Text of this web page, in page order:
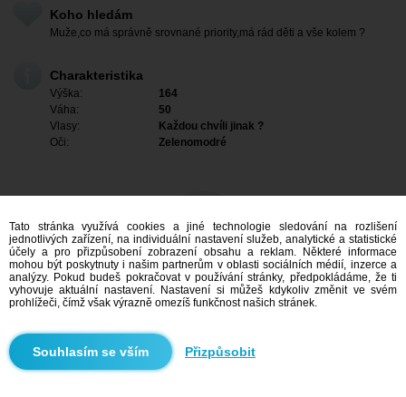
Koho hledám
Muže,co má správně srovnané priority,má rád děti a vše kolem ?
Charakteristika
Výška:
164
Váha:
50
Vlasy:
Každou chvíli jinak ?
Oči:
Zelenomodré
Vyhledávání
Tato stránka využívá cookies a jiné technologie sledování na rozlišení
jednotlivých zařízení, na individuální nastavení služeb, analytické a statistické
účely a pro přizpůsobení zobrazení obsahu a reklam. Některé informace
mohou být poskytnuty i našim partnerům v oblasti sociálních médií, inzerce a
analýzy. Pokud budeš pokračovat v používání stránky, předpokládáme, že ti
vyhovuje aktuální nastavení. Nastavení si můžeš kdykoliv změnit ve svém
prohlížeči, čímž však výrazně omezíš funkčnost našich stránek.
Přizpůsobit